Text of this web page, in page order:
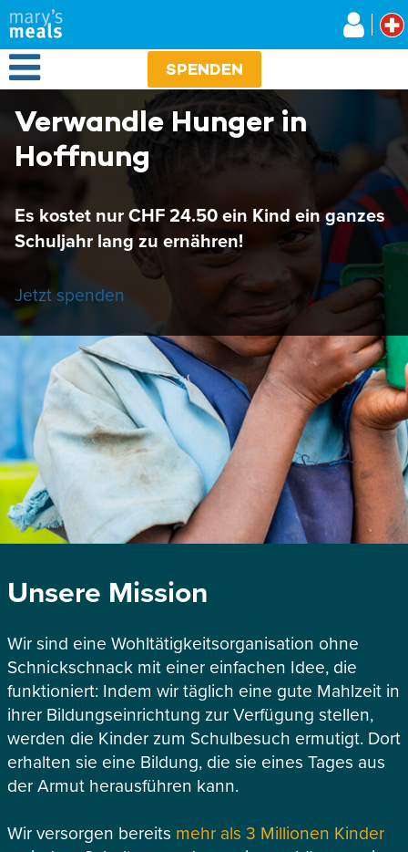
Direkt
zum
Inhalt
Open Menu SPENDEN
Verwandle Hunger in
Hoffnung
Es kostet nur CHF 24.50 ein Kind ein ganzes
Schuljahr lang zu ernähren!
Jetzt spenden
Unsere Mission
Wir sind eine Wohltätigkeitsorganisation ohne
Schnickschnack mit einer einfachen Idee, die
funktioniert: Indem wir täglich eine gute Mahlzeit in
ihrer Bildungseinrichtung zur Verfügung stellen,
werden die Kinder zum Schulbesuch ermutigt. Dort
erhalten sie eine Bildung, die sie eines Tages aus
der Armut herausführen kann.
Wir versorgen bereits mehr als 3 Millionen Kinder